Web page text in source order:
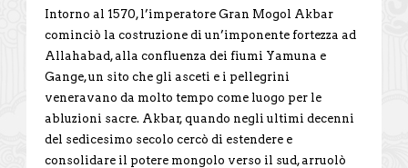
Intorno al 1570, l’imperatore Gran Mogol Akbar
cominciò la costruzione di un’imponente fortezza ad
Allahabad, alla confluenza dei fiumi Yamuna e
Gange, un sito che gli asceti e i pellegrini
veneravano da molto tempo come luogo per le
abluzioni sacre. Akbar, quando negli ultimi decenni
del sedicesimo secolo cercò di estendere e
consolidare il potere mongolo verso il sud, arruolò